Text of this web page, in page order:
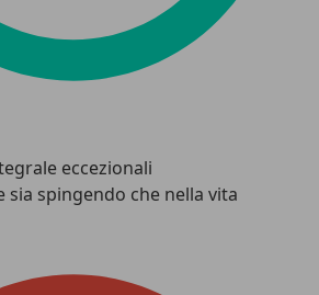
eccezionali
sia spingendo che nella vita